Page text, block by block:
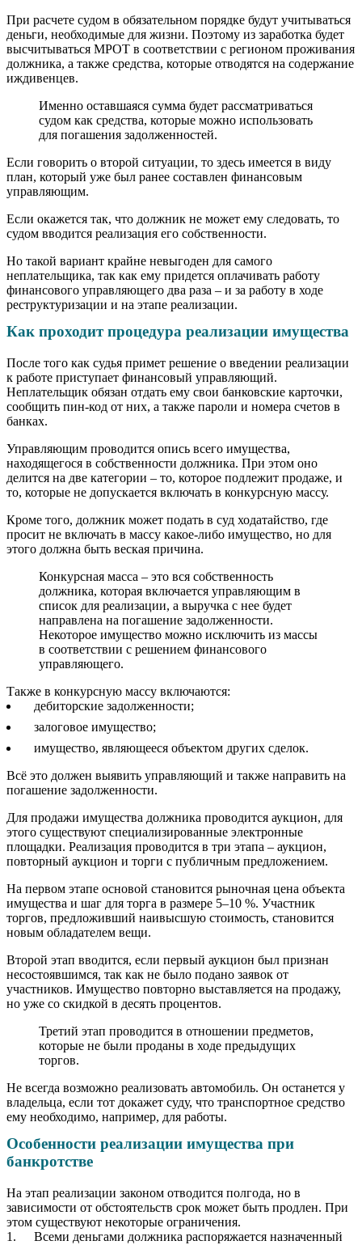
При расчете судом в обязательном порядке будут учитываться
деньги, необходимые для жизни. Поэтому из заработка будет
высчитываться МРОТ в соответствии с регионом проживания
должника, а также средства, которые отводятся на содержание
иждивенцев.
Именно оставшаяся сумма будет рассматриваться
судом как средства, которые можно использовать
для погашения задолженностей.
Если говорить о второй ситуации, то здесь имеется в виду
план, который уже был ранее составлен финансовым
управляющим.
Если окажется так, что должник не может ему следовать, то
судом вводится реализация его собственности.
Но такой вариант крайне невыгоден для самого
неплательщика, так как ему придется оплачивать работу
финансового управляющего два раза – и за работу в ходе
реструктуризации и на этапе реализации.
Как проходит процедура реализации имущества
После того как судья примет решение о введении реализации
к работе приступает финансовый управляющий.
Неплательщик обязан отдать ему свои банковские карточки,
сообщить пин-код от них, а также пароли и номера счетов в
банках.
Управляющим проводится опись всего имущества,
находящегося в собственности должника. При этом оно
делится на две категории – то, которое подлежит продаже, и
то, которые не допускается включать в конкурсную массу.
Кроме того, должник может подать в суд ходатайство, где
просит не включать в массу какое-либо имущество, но для
этого должна быть веская причина.
Конкурсная масса – это вся собственность
должника, которая включается управляющим в
список для реализации, а выручка с нее будет
направлена на погашение задолженности.
Некоторое имущество можно исключить из массы
в соответствии с решением финансового
управляющего.
Также в конкурсную массу включаются:
дебиторские задолженности;
залоговое имущество;
имущество, являющееся объектом других сделок.
Всё это должен выявить управляющий и также направить на
погашение задолженности.
Для продажи имущества должника проводится аукцион, для
этого существуют специализированные электронные
площадки. Реализация проводится в три этапа – аукцион,
повторный аукцион и торги с публичным предложением.
На первом этапе основой становится рыночная цена объекта
имущества и шаг для торга в размере 5–10 %. Участник
торгов, предложивший наивысшую стоимость, становится
новым обладателем вещи.
Второй этап вводится, если первый аукцион был признан
несостоявшимся, так как не было подано заявок от
участников. Имущество повторно выставляется на продажу,
но уже со скидкой в десять процентов.
Третий этап проводится в отношении предметов,
которые не были проданы в ходе предыдущих
торгов.
Не всегда возможно реализовать автомобиль. Он останется у
владельца, если тот докажет суду, что транспортное средство
ему необходимо, например, для работы.
Особенности реализации имущества при
банкротстве
На этап реализации законом отводится полгода, но в
зависимости от обстоятельств срок может быть продлен. При
этом существуют некоторые ограничения.
Всеми деньгами должника распоряжается назначенный